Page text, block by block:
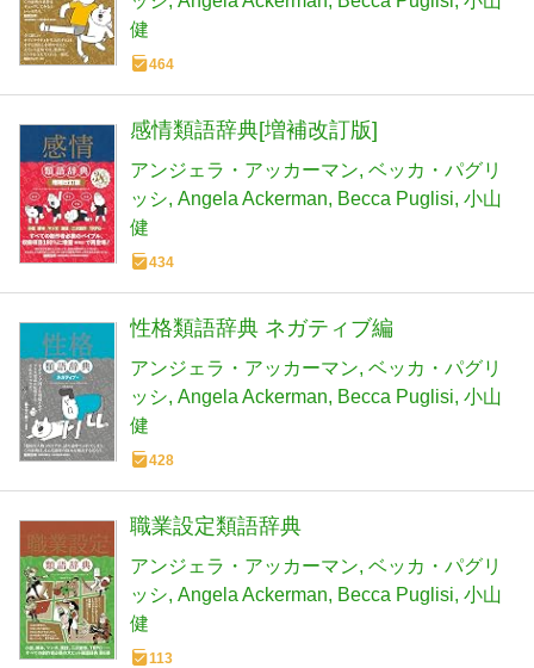
健
464
感情類語辞典[増補改訂版]
アンジェラ・アッカーマン ベッカ・パグリ
ッシ Angela Ackerman Becca Puglisi 小山
健
434
性格類語辞典 ネガティブ編
アンジェラ・アッカーマン ベッカ・パグリ
ッシ Angela Ackerman Becca Puglisi 小山
健
428
職業設定類語辞典
アンジェラ・アッカーマン ベッカ・パグリ
ッシ Angela Ackerman Becca Puglisi 小山
健
113